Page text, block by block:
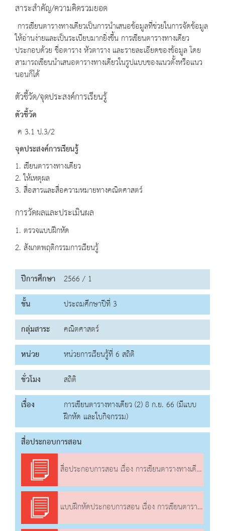
สาระสำคัญ/ความคิดรวมยอด
การเขียนตารางทางเดียวเป็นการนำเสนอข้อมูลที่ช่วยในการจัดข้อมูล
ให้อ่านง่ายและเป็นระเบียบมากยิ่งขึ้น การเขียนตารางทางเดียว
ประกอบด้วย ชื่อตาราง หัวตาราง และรายละเอียดของข้อมูล โดย
สามารถเขียนนำเสนอตารางทางเดียวในรูปแบบของแนวตั้งหรือแนว
นอนก็ได้
ตัวชี้วัด/จุดประสงค์การเรียนรู้
ตัวชี้วัด
ค 3.1 ป.3/2
จุดประสงค์การเรียนรู้
1. เขียนตารางทางเดียว
2. ให้เหตุผล
3. สื่อสารและสื่อความหมายทางคณิตศาสตร์
การวัดผลและประเมินผล
1. ตรวจแบบฝึกหัด
2. สังเกตพฤติกรรมการเรียนรู้
ปีการศึกษา 2566 / 1
ชั้น
ประถมศึกษาปีที่ 3
กลุ่มสาระ
คณิตศาสตร์
หน่วย
หน่วยการเรียนรู้ที่ 6 สถิติ
ชั่วโมง
สถิติ
เรื่อง
การเขียนตารางทางเดียว (2) 8 ก.ย. 66 (มีแบบ
ฝึกหัด และใบกิจกรรม)
สื่อประกอบการสอน
สื่อประกอบการสอน เรื่อง การเขียนตารางทางเดียว (2)
แบบฝึกหัดประกอบการสอน เรื่อง การเขียนตารางทางเดียว (2)